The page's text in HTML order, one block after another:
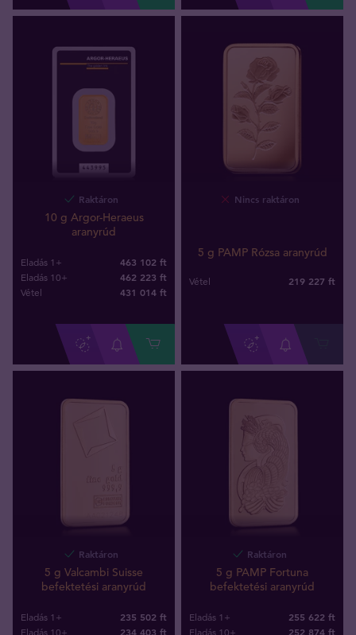
Raktáron
10 g Argor-Heraeus
aranyrúd
Eladás 1+ 463 102 ft
Eladás 10+ 462 223 ft
Vétel 431 014 ft
Nincs raktáron
5 g PAMP Rózsa aranyrúd
Vétel 219 227 ft
Raktáron
5 g Valcambi Suisse
befektetési aranyrúd
Eladás 1+ 235 502 ft
Eladás 10+ 234 403 ft
Raktáron
5 g PAMP Fortuna
befektetési aranyrúd
Eladás 1+ 255 622 ft
Eladás 10+ 252 874 ft